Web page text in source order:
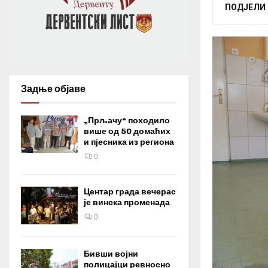
ПОДЈЕЛИ
Задње објаве
„Прљачу“ походило
више од 50 домаћих
и пјесника из региона
0
Центар града вечерас
је винска променада
0
Бивши војни
полицајци ревносно